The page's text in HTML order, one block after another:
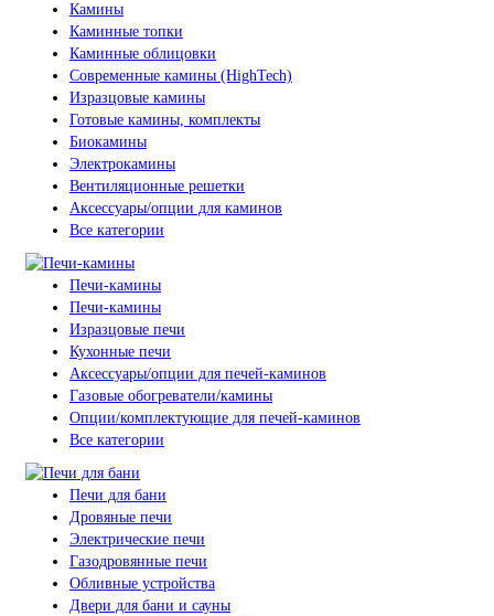
Камины
Каминные топки
Каминные облицовки
Современные камины (HighTech)
Изразцовые камины
Готовые камины, комплекты
Биокамины
Электрокамины
Вентиляционные решетки
Аксессуары/опции для каминов
Все категории
Печи-камины
Печи-камины
Изразцовые печи
Кухонные печи
Аксессуары/опции для печей-каминов
Газовые обогреватели/камины
Опции/комплектующие для печей-каминов
Все категории
Печи для бани
Дровяные печи
Электрические печи
Газодровянные печи
Обливные устройства
Двери для бани и сауны